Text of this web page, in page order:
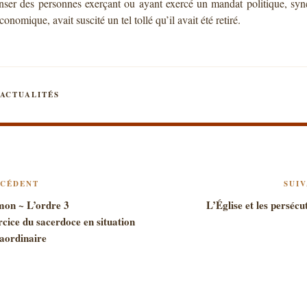
des personnes exerçant ou ayant exercé un mandat politique,
avait suscité un tel tollé qu’il avait été retiré.
CATÉGORIES
ACTUALITÉS
~ L’ordre 3
du sacerdoce en situation
L’Église et les